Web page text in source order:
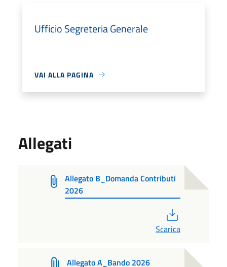
Ufficio Segreteria Generale
VAI ALLA PAGINA
Allegati
Allegato B_Domanda Contributi
2026
Scarica
Allegato A_Bando 2026